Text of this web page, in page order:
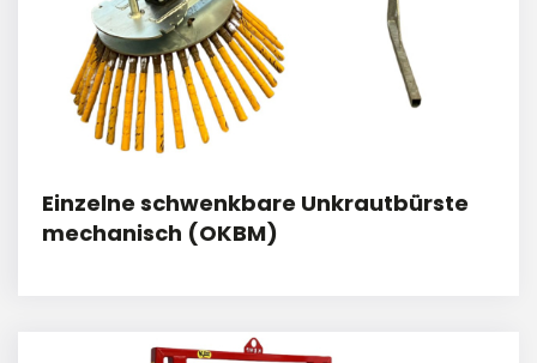
Einzelne schwenkbare Unkrautbürste
mechanisch (OKBM)